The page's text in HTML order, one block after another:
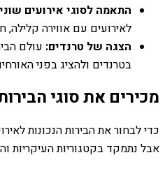
התאמה לסוגי אירועים
לאירועים עם אווירה קלילה,
הצגה של טרנדים: עולם
בטרנדים ולהציג בפני
מכירים את סוגי
כדי לבחור את הבירות הנכונות
אבל נתמקד בקטגוריות העיקריות